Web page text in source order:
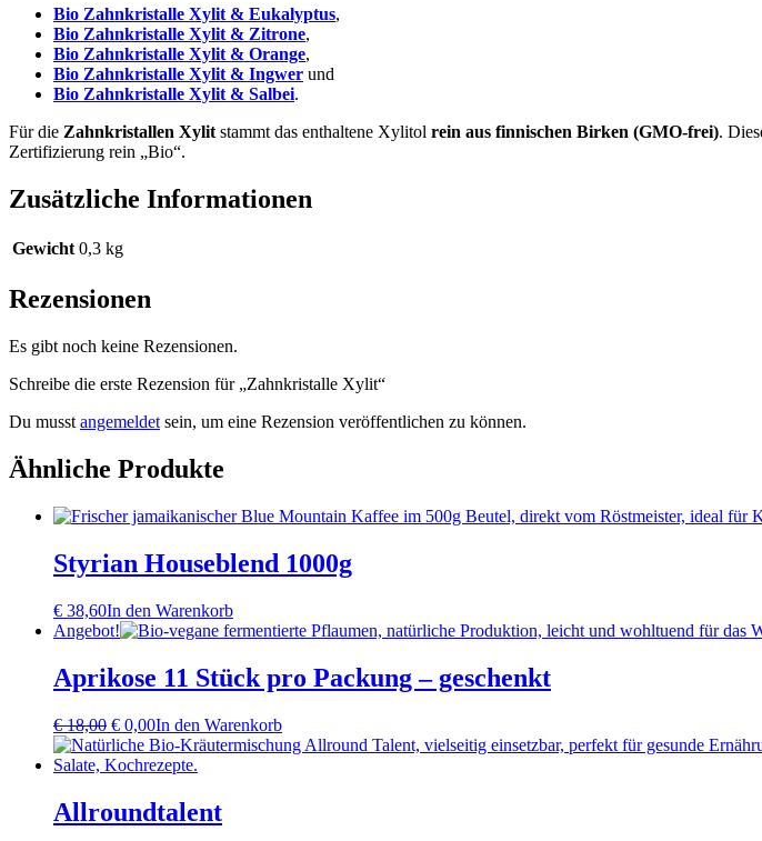
Bio Zahnkristalle Xylit & Eukalyptus,
Bio Zahnkristalle Xylit & Zitrone,
Bio Zahnkristalle Xylit & Orange,
Bio Zahnkristalle Xylit & Ingwer und
Bio Zahnkristalle Xylit & Salbei.
Für die Zahnkristallen Xylit stammt das enthaltene Xylitol rein aus finnischen Birken (GMO-frei).
Zertifizierung rein „Bio“.
Zusätzliche Informationen
Gewicht 0,3 kg
Rezensionen
Es gibt noch keine Rezensionen.
Schreibe die erste Rezension für „Zahnkristalle Xylit“
Du musst angemeldet sein, um eine Rezension veröffentlichen zu können.
Ähnliche Produkte
Styrian Houseblend 1000g
€ 38,60In den Warenkorb
Angebot!
Aprikose 11 Stück pro Packung – geschenkt
€18,00 Ursprünglicher
Preis
war:
€ 0,00Aktueller
Preis
ist:
In den Warenkorb
Allroundtalent